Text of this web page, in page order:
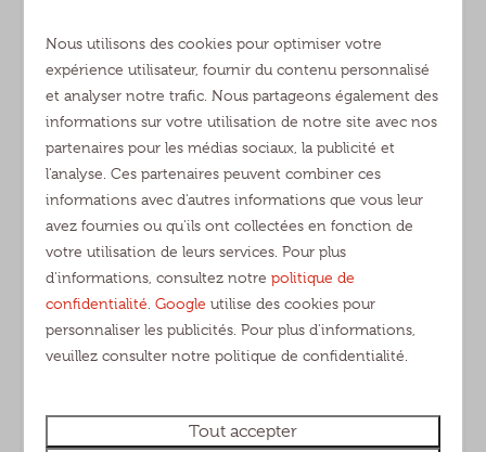
Entre les dunes
Parc national De Loonse en Drunense Duinen à
proximité
Les vacances en famille par excellence
Diverses installations et une équipe d’animation
étendue
Nous utilisons des cookies pour optimiser votre
expérience utilisateur, fournir du contenu personnalisé
et analyser notre trafic. Nous partageons également des
informations sur votre utilisation de notre site avec nos
partenaires pour les médias sociaux, la publicité et
l'analyse. Ces partenaires peuvent combiner ces
informations avec d'autres informations que vous leur
avez fournies ou qu'ils ont collectées en fonction de
votre utilisation de leurs services. Pour plus
d'informations, consultez notrepolitique de
confidentialité .Google utilise des cookies pour
personnaliser les publicités. Pour plus d'informations,
veuillez consulter notre politique de confidentialité.
Tout accepter